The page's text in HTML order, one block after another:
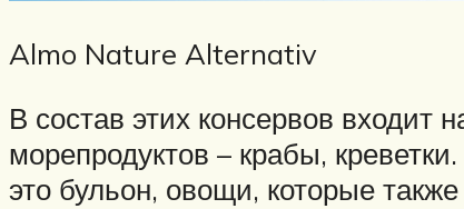
Almo Nature Alternativ
В состав этих консервов входит
морепродуктов – крабы,
это бульон, овощи, которые